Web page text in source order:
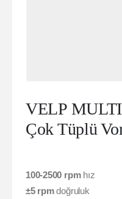
VELP
Çok Tüplü
100-2500 rpmhız
±5 rpmdoğruluk